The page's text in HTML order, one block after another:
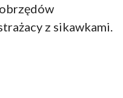
z sikawkami.